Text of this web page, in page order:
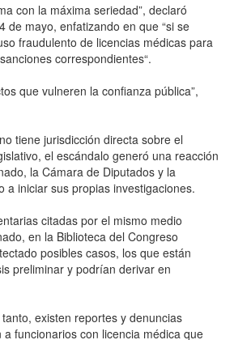
con la máxima seriedad”, declaró
de mayo, enfatizando en que “si se
fraudulento de licencias médicas para
correspondientes“.
que vulneren la confianza pública”,
tiene jurisdicción directa sobre el
el escándalo generó una reacción
la Cámara de Diputados y la
a iniciar sus propias investigaciones.
citadas por el mismo medio
en la Biblioteca del Congreso
posibles casos, los que están
preliminar y podrían derivar en
existen reportes y denuncias
funcionarios con licencia médica que